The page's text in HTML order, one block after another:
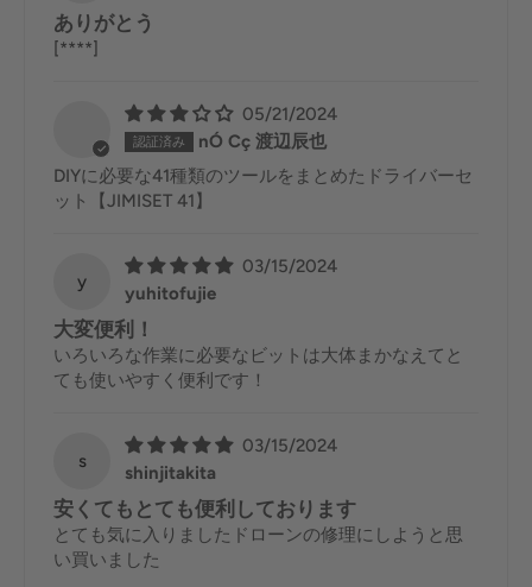
ありがとう
[****]
05/21/2024
nÓ Cç 渡辺辰也
DIYに必要な41種類のツールをまとめたドライバーセ
ット【JIMISET 41】
y
03/15/2024
yuhitofujie
大変便利！
いろいろな作業に必要なビットは大体まかなえてと
ても使いやすく便利です！
s
03/15/2024
shinjitakita
安くてもとても便利しております
とても気に入りましたドローンの修理にしようと思
い買いました